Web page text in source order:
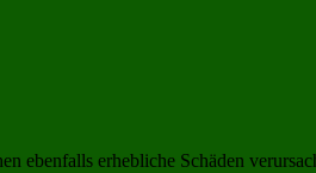
ebenfalls erhebliche Schäden